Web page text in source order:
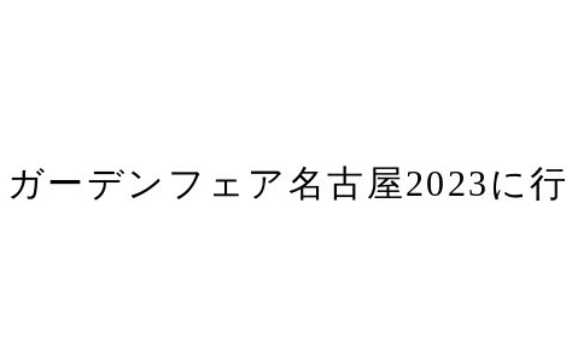
ーデンフェア名古屋2023に